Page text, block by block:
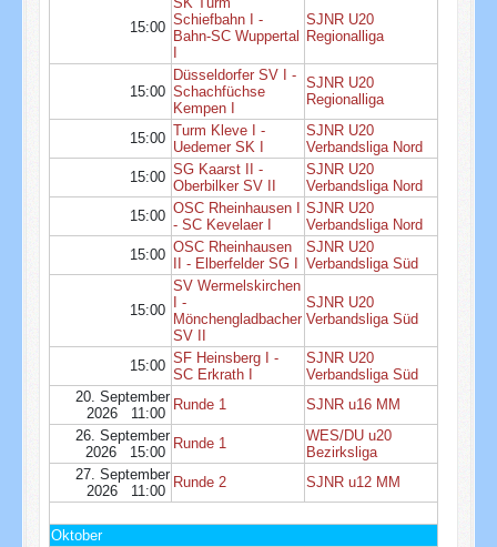
15:00 Schiefbahn I -
Bahn-SC Wuppertal
I
SJNR U20
Regionalliga
15:00
Düsseldorfer SV I -
Schachfüchse
Kempen I
SJNR U20
Regionalliga
15:00 Turm Kleve I -
Uedemer SK I
SJNR U20
Verbandsliga Nord
15:00 SG Kaarst II -
Oberbilker SV II
SJNR U20
Verbandsliga Nord
15:00 OSC Rheinhausen I
- SC Kevelaer I
SJNR U20
Verbandsliga Nord
15:00 OSC Rheinhausen
II - Elberfelder SG I
SJNR U20
Verbandsliga Süd
15:00
SV Wermelskirchen
I -
Mönchengladbacher
SV II
SJNR U20
Verbandsliga Süd
15:00 SF Heinsberg I -
SC Erkrath I
SJNR U20
Verbandsliga Süd
20. September
2026 11:00
Runde 1
SJNR u16 MM
26. September
2026 15:00
Runde 1
WES/DU u20
Bezirksliga
27. September
2026 11:00
Runde 2 SJNR u12 MM
Oktober